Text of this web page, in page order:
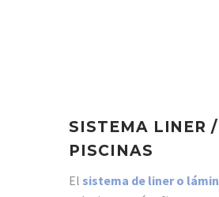
SISTEMA LINER
PISCINAS
El sistema de liner o